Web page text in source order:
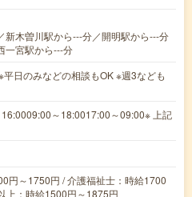
新木曽川駅から---分／開明駅から---分
一宮駅から---分
日のみなどの相談もOK ※週3なども
16:0009:00～18:0017:00～09:00※ 上記
円～1750円 / 介護福祉士：時給1700
上：時給1500円～1875円